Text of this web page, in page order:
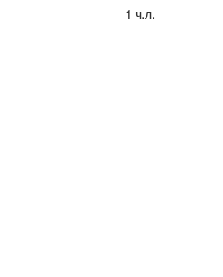
1 ч.л.